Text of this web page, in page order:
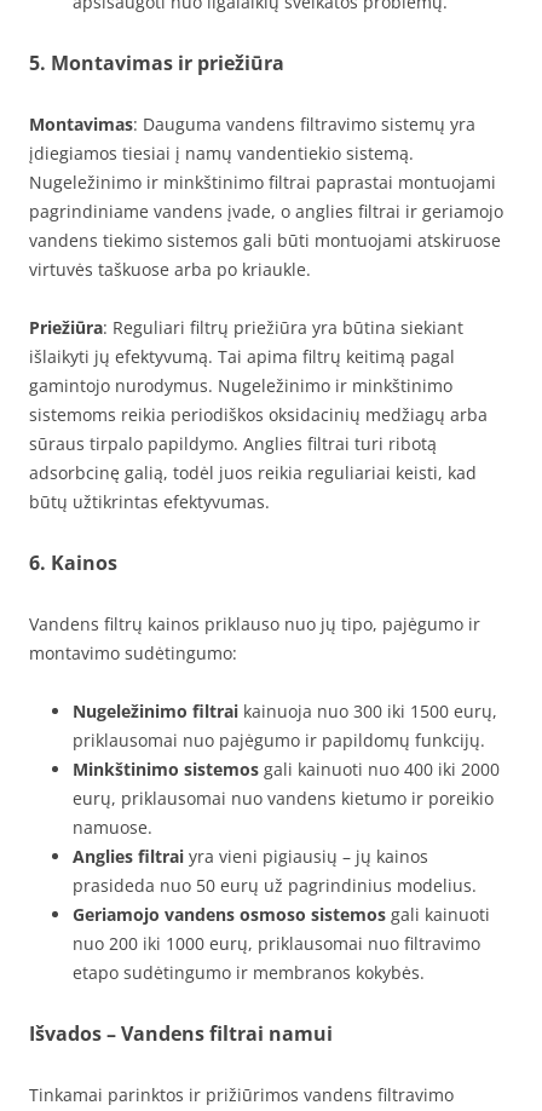
5. Montavimas ir priežiūra
Montavimas: Dauguma vandens filtravimo sistemų yra
įdiegiamos tiesiai į namų vandentiekio sistemą.
Nugeležinimo ir minkštinimo filtrai paprastai montuojami
pagrindiniame vandens įvade, o anglies filtrai ir geriamojo
vandens tiekimo sistemos gali būti montuojami atskiruose
virtuvės taškuose arba po kriaukle.
Priežiūra: Reguliari filtrų priežiūra yra būtina siekiant
išlaikyti jų efektyvumą. Tai apima filtrų keitimą pagal
gamintojo nurodymus. Nugeležinimo ir minkštinimo
sistemoms reikia periodiškos oksidacinių medžiagų arba
sūraus tirpalo papildymo. Anglies filtrai turi ribotą
adsorbcinę galią, todėl juos reikia reguliariai keisti, kad
būtų užtikrintas efektyvumas.
6. Kainos
Vandens filtrų kainos priklauso nuo jų tipo, pajėgumo ir
montavimo sudėtingumo:
Nugeležinimo filtrai kainuoja nuo 300 iki 1500 eurų,
priklausomai nuo pajėgumo ir papildomų funkcijų.
Minkštinimo sistemos gali kainuoti nuo 400 iki 2000
eurų, priklausomai nuo vandens kietumo ir poreikio
namuose.
Anglies filtrai yra vieni pigiausių – jų kainos
prasideda nuo 50 eurų už pagrindinius modelius.
Geriamojo vandens osmoso sistemos gali kainuoti
nuo 200 iki 1000 eurų, priklausomai nuo filtravimo
etapo sudėtingumo ir membranos kokybės.
Išvados – Vandens filtrai namui
Tinkamai parinktos ir prižiūrimos vandens filtravimo